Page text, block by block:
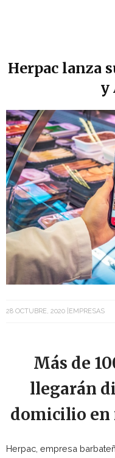
Herpac lanza
y
28 OCTUBRE, 2020 EMPRESAS
Más de
llegarán
domicilio en
Herpac, empresa